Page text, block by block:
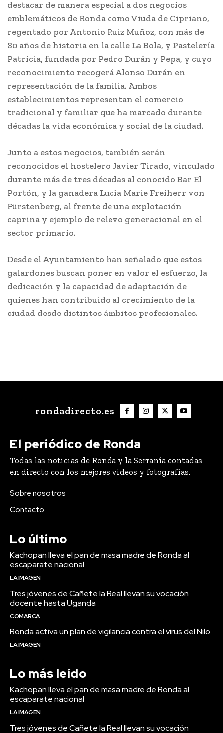
destacar de manera especial a dos negocios
emblemáticos de Ronda como Viuda de Cipriano,
regentado por Antonio Ruiz Muñoz, con más de
80 años de historia en la calle La Bola, y Pastelería
Patricia, fundada por Pedro Durán y Pepa, y cuyo
reconocimiento recogerá Alonso Durán en
representación de la familia. Ambos
establecimientos representan el comercio
tradicional y familiar que ha marcado durante
décadas la vida económica y social de la ciudad.
Junto a estos negocios, también serán
reconocidos el hostelero Javier Tirado, vinculado
durante más de tres décadas al conocido Bar El
Portón, y la ganadera Lucía Marie Freiherr von
Fürstenberg, al frente de una explotación
caprina y ejemplo de relevo generacional en el
sector primario.
Desde el Ayuntamiento han señalado que estos
galardones buscan poner en valor el esfuerzo, la
dedicación y la capacidad de adaptación de
quienes han contribuido al crecimiento de la
ciudad desde distintos ámbitos profesionales.
rondadirecto.es
El periódico de Ronda
Todas las noticias de Ronda y la Serranía contadas
en directo con los mejores videos y fotografías.
Sobre nosotros
Contacto
Lo último
Kachopan lleva el pan de masa madre de Ronda al
escaparate nacional
LA IMAGEN
Tres jóvenes de Cañete la Real llevan su vocación
docente hasta Uganda
COMARCA
Ronda activa un plan de vigilancia contra el virus del Nilo
LA IMAGEN
Lo más leído
Kachopan lleva el pan de masa madre de Ronda al
escaparate nacional
LA IMAGEN
Tres jóvenes de Cañete la Real llevan su vocación